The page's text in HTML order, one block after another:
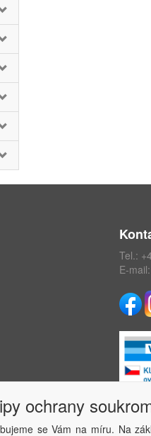
Tel.:
E-mail:
ochrany
se Vám na míru. Na